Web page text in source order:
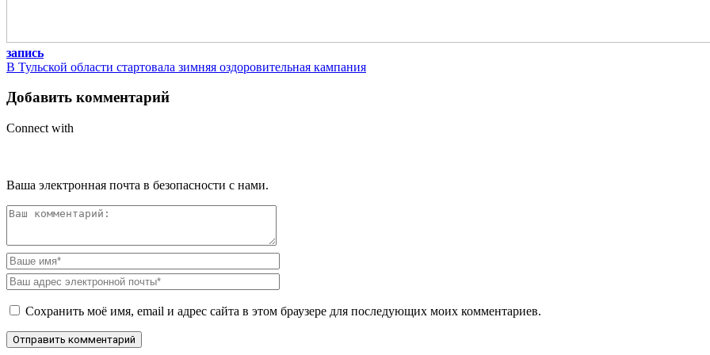
запись
В Тульской области стартовала зимняя оздоровительная кампания
Добавить комментарий
Connect with
Ваша электронная почта в безопасности с нами.
Сохранить моё имя, email и адрес сайта в этом браузере для последующих моих комментариев.